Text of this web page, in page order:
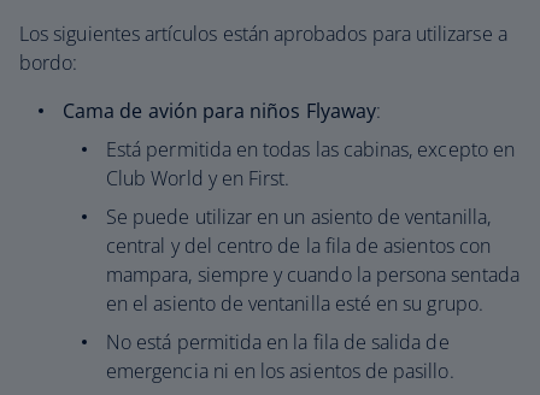
Los siguientes artículos están aprobados para utilizarse a
bordo:
Cama de avión para niños Flyaway:
Está permitida en todas las cabinas, excepto en
Club World y en First.
Se puede utilizar en un asiento de ventanilla,
central y del centro de la fila de asientos con
mampara, siempre y cuando la persona sentada
en el asiento de ventanilla esté en su grupo.
No está permitida en la fila de salida de
emergencia ni en los asientos de pasillo.